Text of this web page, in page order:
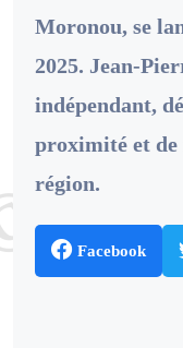
Moronou, se
2025. Jean-
indépendant,
proximité et
région.
Facebook